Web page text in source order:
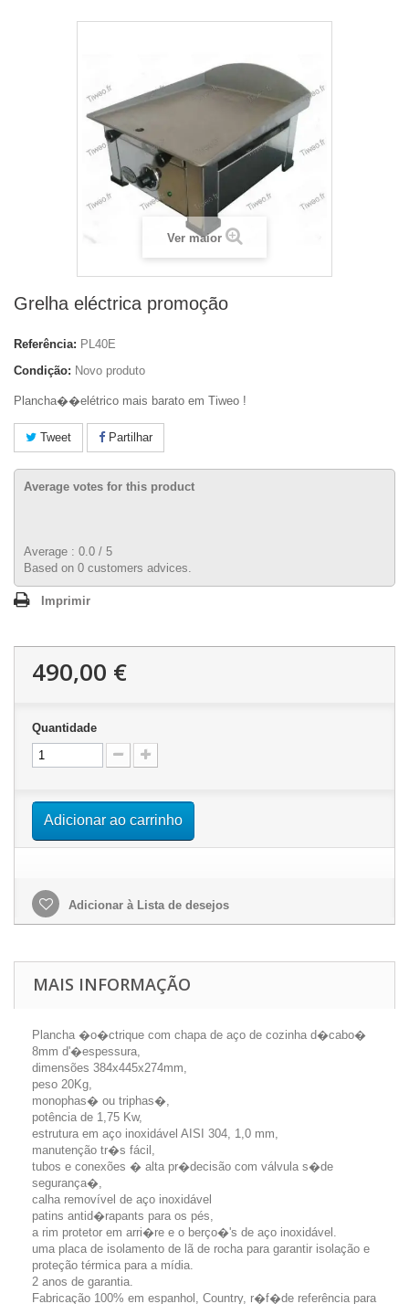
Ver maior
Grelha eléctrica promoção
Referência: PL40E
Condição: Novo produto
Plancha��elétrico mais barato em Tiweo !
Tweet Partilhar
Average votes for this product
Average : 0.0 / 5
Based on 0 customers advices.
Imprimir
490,00 €
Quantidade
Adicionar ao carrinho
Adicionar à Lista de desejos
MAIS INFORMAÇÃO
Plancha �o�ctrique com chapa de aço de cozinha d�cabo�
8mm d'�espessura,
dimensões 384x445x274mm,
peso 20Kg,
monophas� ou triphas�,
potência de 1,75 Kw,
estrutura em aço inoxidável AISI 304, 1,0 mm,
manutenção tr�s fácil,
tubos e conexões � alta pr�decisão com válvula s�de
segurança�,
calha removível de aço inoxidável
patins antid�rapants para os pés,
a rim protetor em arri�re e o berço�'s de aço inoxidável.
uma placa de isolamento de lã de rocha para garantir isolação e
proteção térmica para a mídia.
2 anos de garantia.
Fabricação 100% em espanhol, Country, r�f�de referência para